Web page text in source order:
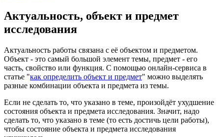
Актуальность, объект и предмет
исследования
Актуальность работы связана с её объектом и предметом.
Объект - это самый большой элемент темы, предмет - его
часть, свойство или функция. С помощью онлайн-сервиса в
статье "как определить объект и предмет" можно выделять
разные комбинации объекта и предмета из темы.
Если не сделать то, что указано в теме, произойдёт ухудшение
состояния объекта и предмета исследования. Значит, надо
сделать то, что указано в теме (то есть достичь цели работы),
чтобы состояние объекта и предмета исследования